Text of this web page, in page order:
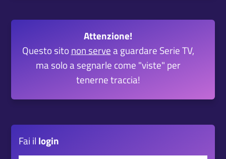
Attenzione!
Questo sito non servea guardare Serie TV,
ma solo a segnarle come "viste" per
tenerne traccia!
Fai il login